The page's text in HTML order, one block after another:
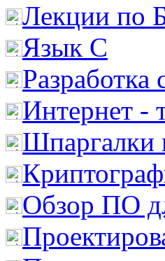
Лекции по
Язык С
Интернет -
Шпаргалки
Обзор ПО